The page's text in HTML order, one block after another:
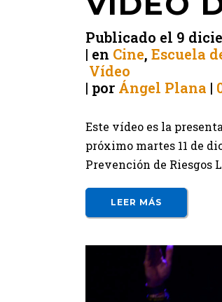
Publicado el 9
en Cine, Escuela
Vídeo
por Ángel Plana
Este vídeo es la
próximo martes 11 de
Prevención de Riesgos
LEER MÁS